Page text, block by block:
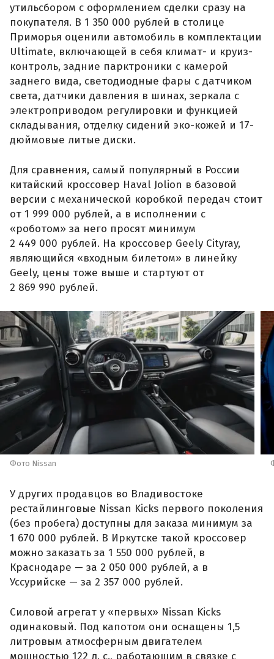
утильсбором с оформлением сделки сразу на
покупателя. В 1 350 000 рублей в столице
Приморья оценили автомобиль в комплектации
Ultimate, включающей в себя климат- и круиз-
контроль, задние парктроники с камерой
заднего вида, светодиодные фары с датчиком
света, датчики давления в шинах, зеркала с
электроприводом регулировки и функцией
складывания, отделку сидений эко-кожей и 17-
дюймовые литые диски.
Для сравнения, самый популярный в России
китайский кроссовер Haval Jolion в базовой
версии с механической коробкой передач стоит
от 1 999 000 рублей, а в исполнении с
«роботом» за него просят минимум
2 449 000 рублей. На кроссовер Geely Cityray,
являющийся «входным билетом» в линейку
Geely, цены тоже выше и стартуют от
2 869 990 рублей.
Фото Nissan
У других продавцов во Владивостоке
рестайлинговые Nissan Kicks первого поколения
(без пробега) доступны для заказа минимум за
1 670 000 рублей. В Иркутске такой кроссовер
можно заказать за 1 550 000 рублей, в
Краснодаре — за 2 050 000 рублей, а в
Уссурийске — за 2 357 000 рублей.
Силовой агрегат у «первых» Nissan Kicks
одинаковый. Под капотом они оснащены 1,5
литровым атмосферным двигателем
мощностью 122 л. с., работающим в связке с